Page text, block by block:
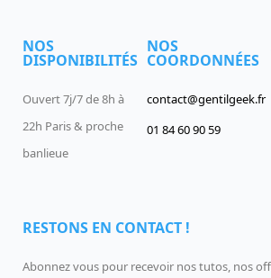
NOS
DISPONIBILITÉS
Ouvert 7j/7 de 8h à
22h Paris & proche
banlieue
NOS
COORDONNÉES
contact@gentilgeek.fr
01 84 60 90 59
RESTONS EN CONTACT !
Abonnez vous pour recevoir nos tutos, nos